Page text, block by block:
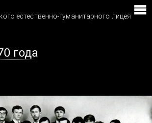
естественно-гуманитарного лицея
года